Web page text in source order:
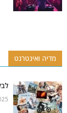
מדיה ואינטרנט